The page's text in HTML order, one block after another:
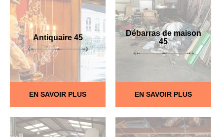
Antiquaire 45
EN SAVOIR PLUS
Débarras de maison
45
EN SAVOIR PLUS